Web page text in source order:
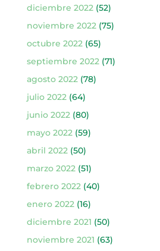
diciembre 2022 (52)
noviembre 2022 (75)
octubre 2022 (65)
septiembre 2022 (71)
agosto 2022 (78)
julio 2022 (64)
junio 2022 (80)
mayo 2022 (59)
abril 2022 (50)
marzo 2022 (51)
febrero 2022 (40)
enero 2022 (16)
diciembre 2021 (50)
noviembre 2021 (63)